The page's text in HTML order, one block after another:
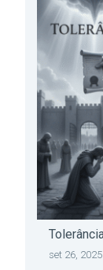
set 26, 2025